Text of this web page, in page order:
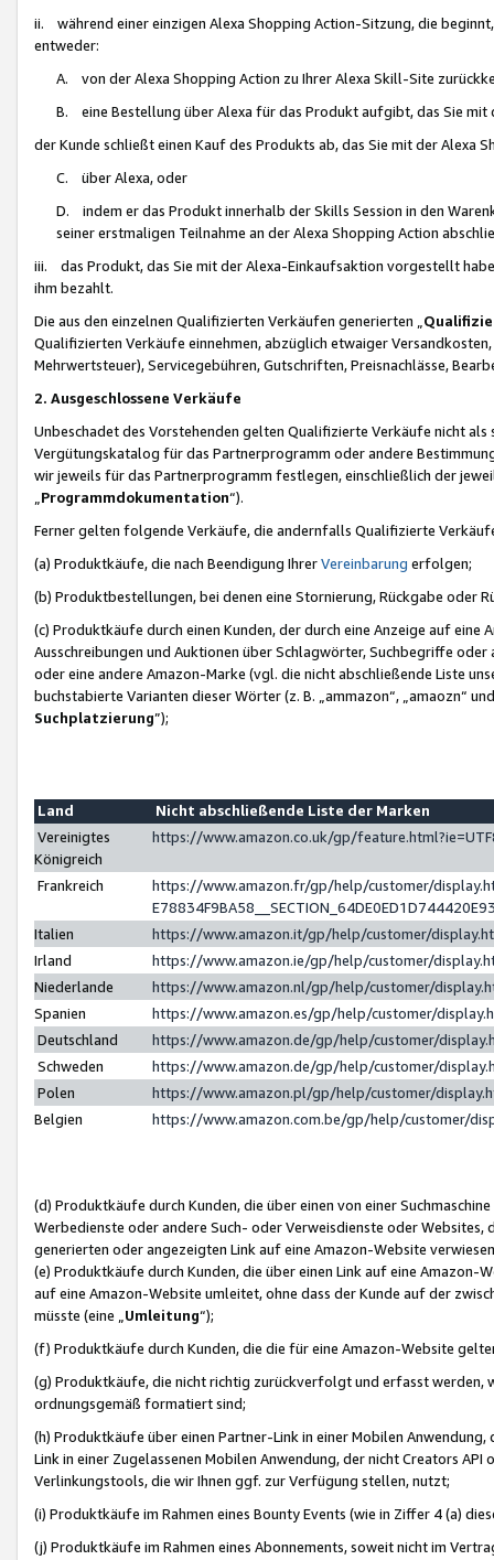
ii. während einer einzigen Alexa Shopping Action-Sitzung, die
entweder:
A. von der Alexa Shopping Action zu Ihrer Alexa Skill-Site
B. eine Bestellung über Alexa für das Produkt aufgibt, das Sie mit
der Kunde schließt einen Kauf des Produkts ab, das Sie mit der Alexa
C. über Alexa, oder
D. indem er das Produkt innerhalb der Skills Session in den
seiner erstmaligen Teilnahme an der Alexa Shopping Action
iii. das Produkt, das Sie mit der Alexa-Einkaufsaktion vorgestellt
ihm bezahlt.
Die aus den einzelnen Qualifizierten Verkäufen generierten „
Qualifizierten Verkäufe einnehmen, abzüglich etwaiger
Mehrwertsteuer), Servicegebühren, Gutschriften, Preisnachlässe,
2. Ausgeschlossene Verkäufe
Unbeschadet des Vorstehenden gelten Qualifizierte Verkäufe nicht
Vergütungskatalog für das Partnerprogramm oder andere
wir jeweils für das Partnerprogramm festlegen, einschließlich der
Programmdokumentation“).
Ferner gelten folgende Verkäufe, die andernfalls Qualifizierte
(a) Produktkäufe, die nach Beendigung IhrerVereinbarung erfolgen;
(b) Produktbestellungen, bei denen eine Stornierung, Rückgabe oder
(c) Produktkäufe durch einen Kunden, der durch eine Anzeige auf
Ausschreibungen und Auktionen über Schlagwörter, Suchbegriffe
oder eine andere Amazon-Marke (vgl. die nicht abschließende Liste
buchstabierte Varianten dieser Wörter (z. B. „ammazon“, „amaozn“
Suchplatzierung”);
Land
Nicht abschließende Liste der Marken
Vereinigtes
Königreich
https://www.amazon.co.uk/gp/
Frankreich
https://www.amazon.fr/gp/help/customer/
Italien
https://www.amazon.it/gp/help/customer/
Irland
https://www.amazon.ie/gp/help/customer/
Niederlande
https://www.amazon.nl/gp/help/customer/
Spanien
https://www.amazon.es/gp/help/customer/
Deutschland
https://www.amazon.de/gp/help/customer/
Schweden
https://www.amazon.de/gp/help/customer/
Polen
https://www.amazon.pl/gp/help/customer/
Belgien
https://www.amazon.com.be/gp/help/customer/
(d) Produktkäufe durch Kunden, die über einen von einer
Werbedienste oder andere Such- oder Verweisdienste oder Websites,
generierten oder angezeigten Link auf eine Amazon-Website
(e) Produktkäufe durch Kunden, die über einen Link auf eine
auf eine Amazon-Website umleitet, ohne dass der Kunde auf der
müsste (eine „ Umleitung“);
(f) Produktkäufe durch Kunden, die die für eine Amazon-Website
(g) Produktkäufe, die nicht richtig zurückverfolgt und erfasst werden,
ordnungsgemäß formatiert sind;
(h) Produktkäufe über einen Partner-Link in einer Mobilen
Link in einer Zugelassenen Mobilen Anwendung, der nicht Creators
Verlinkungstools, die wir Ihnen ggf. zur Verfügung stellen, nutzt;
(i) Produktkäufe im Rahmen eines Bounty Events (wie in Ziffer 4 (a)
(j) Produktkäufe im Rahmen eines Abonnements, soweit nicht im